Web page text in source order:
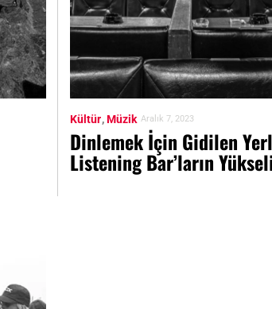
Kültür Müzik Aralık 7, 2023
Dinlemek İçin Gidilen
Listening Bar’ların